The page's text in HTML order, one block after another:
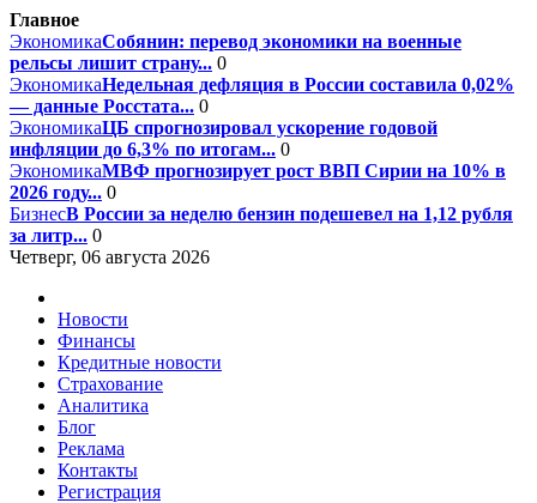
Главное
ЭкономикаСобянин: перевод экономики на военные
рельсы лишит страну... 0
ЭкономикаНедельная дефляция в России составила 0,02%
— данные Росстата... 0
ЭкономикаЦБ спрогнозировал ускорение годовой
инфляции до 6,3% по итогам... 0
ЭкономикаМВФ прогнозирует рост ВВП Сирии на 10% в
2026 году... 0
БизнесВ России за неделю бензин подешевел на 1,12 рубля
за литр... 0
Четверг, 06 августа 2026
Новости
Финансы
Кредитные новости
Страхование
Аналитика
Блог
Реклама
Контакты
Регистрация